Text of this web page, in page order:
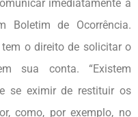
imediatamente à
Boletim de Ocorrência.
o direito de solicitar o
sua conta. “Existem
se eximir de restituir os
como, por exemplo, no